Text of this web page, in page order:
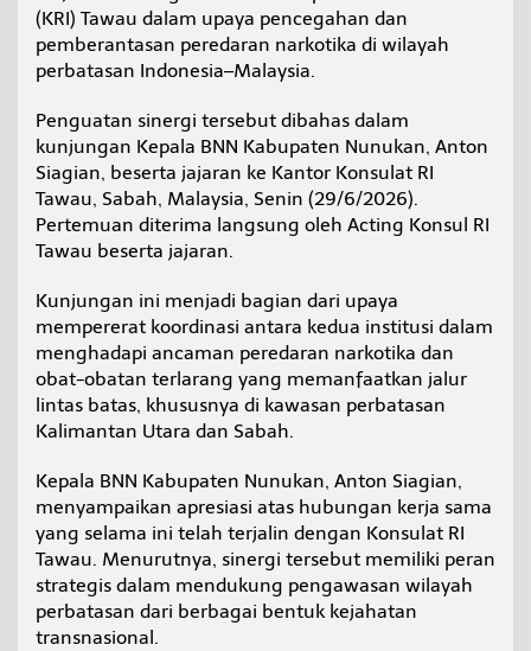
P
e
r
t
a
s
a
,
B
N
N
n
u
k
a
a
m
b
a
g
i
(KRI) Tawau dalam upaya pencegahan dan
pemberantasan peredaran narkotika di wilayah
perbatasan Indonesia–Malaysia.
Penguatan sinergi tersebut dibahas dalam
kunjungan Kepala BNN Kabupaten Nunukan, Anton
Siagian, beserta jajaran ke Kantor Konsulat RI
Tawau, Sabah, Malaysia, Senin (29/6/2026).
Pertemuan diterima langsung oleh Acting Konsul RI
Tawau beserta jajaran.
Kunjungan ini menjadi bagian dari upaya
mempererat koordinasi antara kedua institusi dalam
menghadapi ancaman peredaran narkotika dan
obat-obatan terlarang yang memanfaatkan jalur
lintas batas, khususnya di kawasan perbatasan
Kalimantan Utara dan Sabah.
Kepala BNN Kabupaten Nunukan, Anton Siagian,
menyampaikan apresiasi atas hubungan kerja sama
yang selama ini telah terjalin dengan Konsulat RI
Tawau. Menurutnya, sinergi tersebut memiliki peran
strategis dalam mendukung pengawasan wilayah
perbatasan dari berbagai bentuk kejahatan
transnasional.